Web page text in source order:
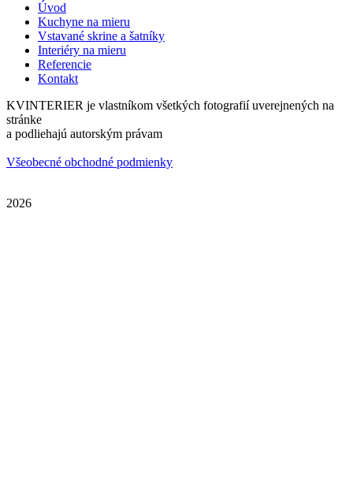
Úvod
Kuchyne na mieru
Vstavané skrine a šatníky
Interiéry na mieru
Referencie
Kontakt
KVINTERIER je vlastníkom všetkých fotografií uverejnených na
stránke
a podliehajú autorským právam
Všeobecné obchodné podmienky
2026